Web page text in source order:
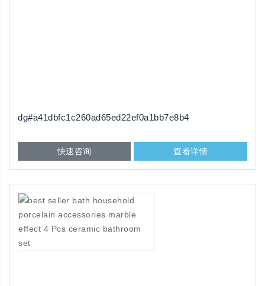
dg#a41dbfc1c260ad65ed22ef0a1bb7e8b4
快速咨询 查看详情